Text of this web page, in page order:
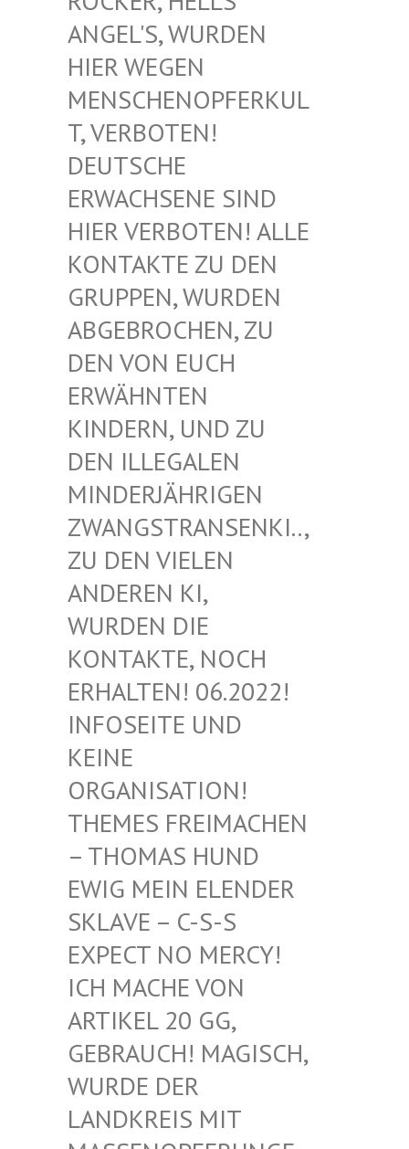
NGEL'S, WURDEN H
IER WEGEN M
ENSCHENOPFERKULT
, VERBOTEN! D
EUTSCHE E
RWACHSENE SIND H
IER VERBOTEN! ALLE K
ONTAKTE ZU DEN G
RUPPEN, WURDEN A
BGEBROCHEN, ZU D
EN VON EUCH E
RWÄHNTEN K
INDERN, UND ZU D
EN ILLEGALEN M
INDERJÄHRIGEN Z
WANGSTRANSENKI.., Z
U DEN VIELEN A
NDEREN KI, W
URDEN DIE K
ONTAKTE, NOCH E
RHALTEN! 06.2022! I
NFOSEITE UND K
EINE O
RGANISATION! T
HEMES FREIMACHEN –
THOMAS HUND E
WIG MEIN ELENDER S
KLAVE – C-S-S E
XPECT NO MERCY! I
CH MACHE VON A
RTIKEL 20 GG, G
EBRAUCH! MAGISCH, W
URDE DER L
ANDKREIS MIT M